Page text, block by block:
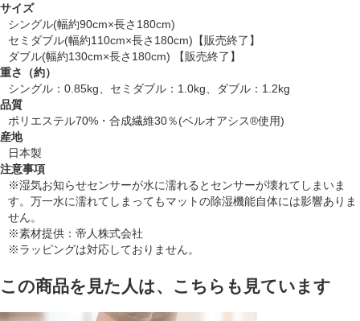
サイズ
シングル(幅約90cm×長さ180cm)
セミダブル(幅約110cm×長さ180cm)【販売終了】
ダブル(幅約130cm×長さ180cm) 【販売終了】
重さ（約）
シングル：0.85kg、セミダブル：1.0kg、ダブル：1.2kg
品質
ポリエステル70%・合成繊維30％(ベルオアシス®使用)
産地
日本製
注意事項
※湿気お知らせセンサーが水に濡れるとセンサーが壊れてしまいま
す。万一水に濡れてしまってもマットの除湿機能自体には影響ありま
せん。
※素材提供：帝人株式会社
※ラッピングは対応しておりません。
この商品を見た人は、こちらも見ています